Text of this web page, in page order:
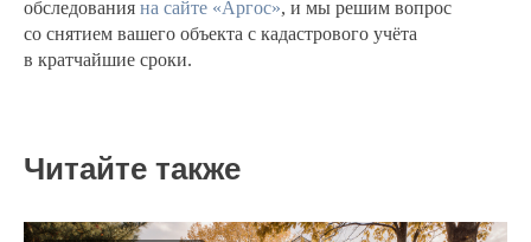
обследования на сайте «Аргос», и мы решим вопрос
со снятием вашего объекта с кадастрового учёта
в кратчайшие сроки.
Читайте также